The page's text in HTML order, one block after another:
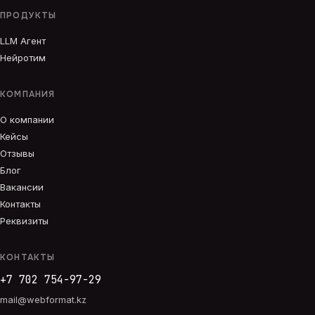
ПРОДУКТЫ
LLM Агент
Нейротим
КОМПАНИЯ
О компании
Кейсы
Отзывы
Блог
Вакансии
Контакты
Реквизиты
КОНТАКТЫ
+7 702 754-97-29
mail@webformat.kz